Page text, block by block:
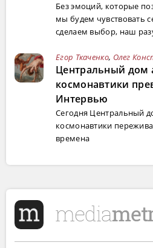
Без эмоций, которые
мы будем чувствовать
сделаем выбор, наш
Егор Ткаченко, Олег
Центральный дом
космонавтики
Интервью
Сегодня Центральный
космонавтики
времена